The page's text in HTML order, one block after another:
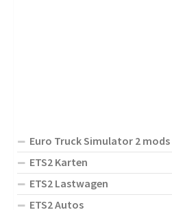
Euro Truck Simulator 2 mods
ETS2 Karten
ETS2 Lastwagen
ETS2 Autos